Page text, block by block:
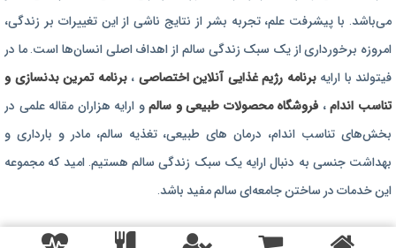
برنامه تمرینی
محصولات طبیعی و سالم
می‌باشد. با پیشرفت علم، تجربه بشر از نتایج ناشی از این تغییرات بر زندگی،
امروزه برخورداری از یک سبک زندگی سالم از اهداف اصلی انسان‌ها است. ما در
فیتولند با ارایهبرنامه رژیم غذایی آنلاین اختصاصی ،برنامه تمرین بدنسازی و
تناسب اندام، فروشگاه محصولات طبیعی و سالمو ارایه هزاران مقاله علمی در
بخش‌های تناسب اندام، درمان های طبیعی، تغذیه سالم، مادر و بارداری و
بهداشت جنسی به دنبال ارایه یک سبک زندگی سالم هستیم. امید که مجموعه
این خدمات در ساختن جامعه‌ای سالم مفید باشد.